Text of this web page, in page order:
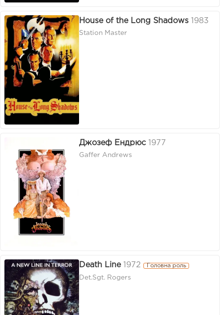
House of the Long Shadows 1983
Station Master
Джозеф Ендрюс 1977
Gaffer Andrews
Death Line 1972 Головна роль
Det.Sgt. Rogers